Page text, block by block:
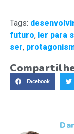
Tags:
futuro, ler para
ser,
Facebook